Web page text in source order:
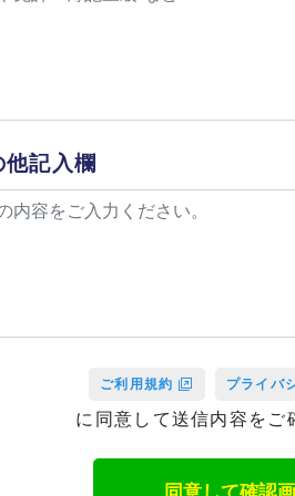
他記入欄
ご利用規約 プライバ
に同意して送信内容をご
同意して確認